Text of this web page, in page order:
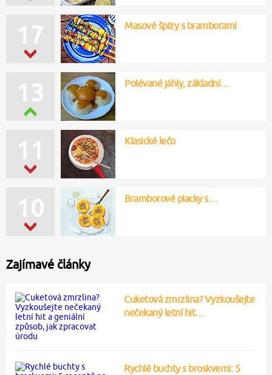
17 Masové špízy s bramborami
11 Klasické lečo
13 Polévané jáhly, základní…
10 Bramborové placky s…
Zajímavé články
Cuketová zmrzlina? Vyzkoušejte
nečekaný letní hit…
Rychlé buchty s broskvemi: 5